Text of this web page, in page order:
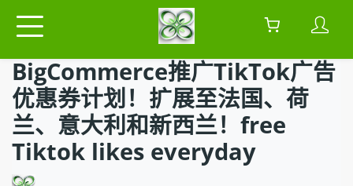
BigCommerce推广TikTok广告
优惠券计划！扩展至法国、荷
兰、意大利和新西兰！free
Tiktok likes everyday